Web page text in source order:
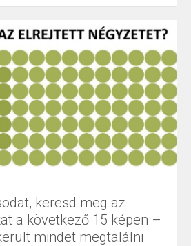
keresd meg az
a következő 15 képen –
mindet megtalálni